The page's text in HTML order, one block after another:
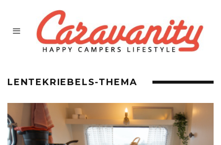
LENTEKRIEBELS-THEMA